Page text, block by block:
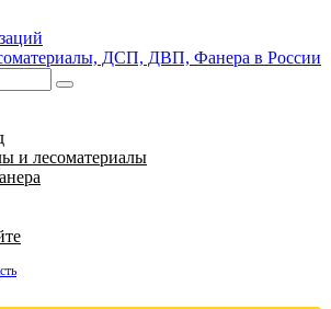
ДСП, ДВП, Фанера в России
и лесоматериалы